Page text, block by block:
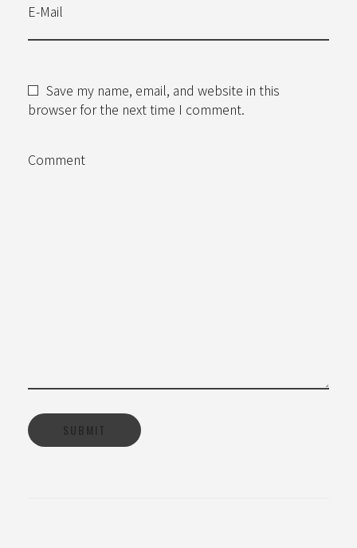
E-Mail
Save my name, email, and website in this
browser for the next time I comment.
Comment